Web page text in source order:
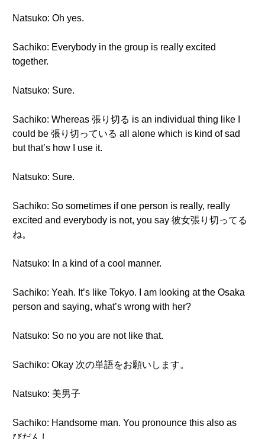
Natsuko: Oh yes.
Sachiko: Everybody in the group is really excited
together.
Natsuko: Sure.
Sachiko: Whereas 張り切る is an individual thing like I
could be 張り切っている all alone which is kind of sad
but that’s how I use it.
Natsuko: Sure.
Sachiko: So sometimes if one person is really, really
excited and everybody is not, you say 彼女張り切ってる
ね。
Natsuko: In a kind of a cool manner.
Sachiko: Yeah. It’s like Tokyo. I am looking at the Osaka
person and saying, what’s wrong with her?
Natsuko: So no you are not like that.
Sachiko: Okay 次の単語をお願いします。
Natsuko: 美男子
Sachiko: Handsome man. You pronounce this also as
びだんし。